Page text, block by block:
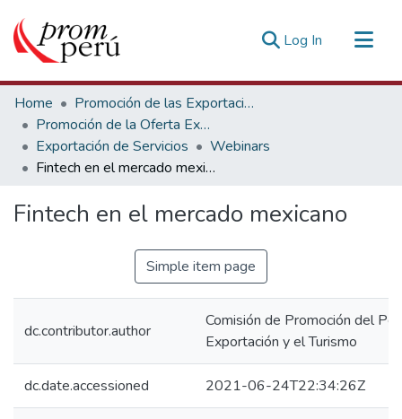
Log In (current)
Communities & Collections
All of DSpace
Statistics
Estadísticas Externas
Home
Promoción de las Exportaciones
Promoción de la Oferta Exportable
Exportación de Servicios
Webinars
Fintech en el mercado mexicano
Fintech en el mercado mexicano
Simple item page
dc.contributor.author
Comisión de Promoción del
Exportación y el Turismo
dc.date.accessioned 2021-06-24T22:34:26Z